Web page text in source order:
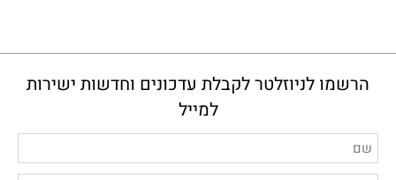
הרשמו לניוזלטר לקבלת עדכונים וחדשות ישירות
למייל